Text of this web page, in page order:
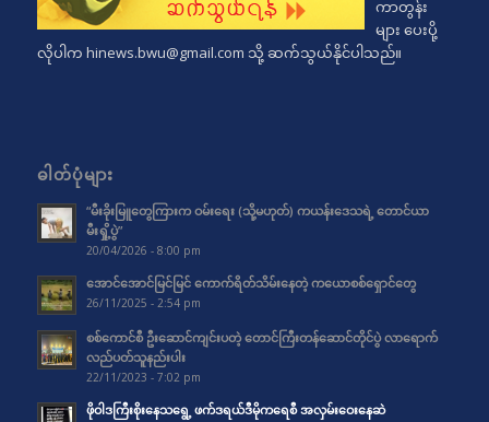
ကာတွန်း
များ ပေးပို့
လိုပါက hinews.bwu@gmail.com သို့ ဆက်သွယ်နိုင်ပါသည်။
ဓါတ်ပုံများ
“မီးခိုးမြူတွေကြားက ဝမ်းရေး (သို့မဟုတ်) ကယန်းဒေသရဲ့ တောင်ယာ
မီးရှို့ပွဲ”
20/04/2026 - 8:00 pm
အောင်အောင်မြင်မြင် ကောက်ရိတ်သိမ်းနေတဲ့ ကယောစစ်ရှောင်တွေ
26/11/2025 - 2:54 pm
စစ်ကောင်စီ ဦးဆောင်ကျင်းပတဲ့ တောင်ကြီးတန်ဆောင်တိုင်ပွဲ လာရောက်
လည်ပတ်သူနည်းပါး
22/11/2023 - 7:02 pm
ဖိုဝါဒကြီးစိုးနေသရွေ့ ဖက်ဒရယ်ဒီမိုကရေစီ အလှမ်းဝေးနေဆဲ